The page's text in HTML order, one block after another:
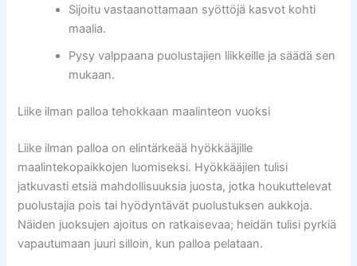
Sijoitu vastaanottamaan syöttöjä kasvot kohti
maalia.
Pysy valppaana puolustajien liikkeille ja säädä sen
mukaan.
Liike ilman palloa tehokkaan maalinteon vuoksi
Liike ilman palloa on elintärkeää hyökkääjille
maalintekopaikkojen luomiseksi. Hyökkääjien tulisi
jatkuvasti etsiä mahdollisuuksia juosta, jotka houkuttelevat
puolustajia pois tai hyödyntävät puolustuksen aukkoja.
Näiden juoksujen ajoitus on ratkaisevaa; heidän tulisi pyrkiä
vapautumaan juuri silloin, kun palloa pelataan.